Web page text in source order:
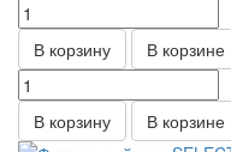
В корзину В корзине
В корзину В корзине